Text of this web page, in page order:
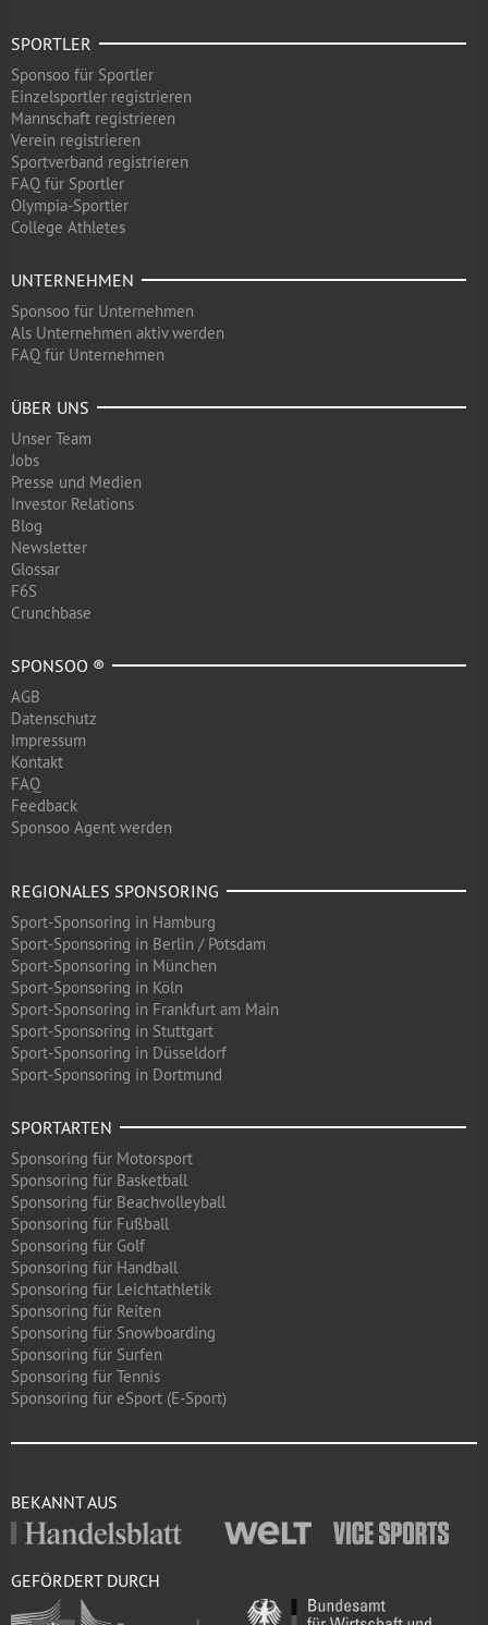
SPORTLER
Sponsoo für Sportler
Einzelsportler registrieren
Mannschaft registrieren
Verein registrieren
Sportverband registrieren
FAQ für Sportler
Olympia-Sportler
College Athletes
UNTERNEHMEN
Sponsoo für Unternehmen
Als Unternehmen aktiv werden
FAQ für Unternehmen
ÜBER UNS
Unser Team
Jobs
Presse und Medien
Investor Relations
Blog
Newsletter
Glossar
F6S
Crunchbase
SPONSOO ®
AGB
Datenschutz
Impressum
Kontakt
FAQ
Feedback
Sponsoo Agent werden
REGIONALES SPONSORING
Sport-Sponsoring in Hamburg
Sport-Sponsoring in Berlin / Potsdam
Sport-Sponsoring in München
Sport-Sponsoring in Köln
Sport-Sponsoring in Frankfurt am Main
Sport-Sponsoring in Stuttgart
Sport-Sponsoring in Düsseldorf
Sport-Sponsoring in Dortmund
SPORTARTEN
Sponsoring für Motorsport
Sponsoring für Basketball
Sponsoring für Beachvolleyball
Sponsoring für Fußball
Sponsoring für Golf
Sponsoring für Handball
Sponsoring für Leichtathletik
Sponsoring für Reiten
Sponsoring für Snowboarding
Sponsoring für Surfen
Sponsoring für Tennis
Sponsoring für eSport (E-Sport)
BEKANNT AUS
GEFÖRDERT DURCH